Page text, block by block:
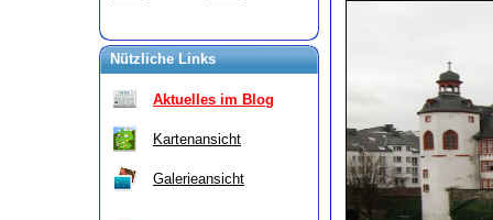
Nützliche Links
Aktuelles im Blog
Kartenansicht
Galerieansicht